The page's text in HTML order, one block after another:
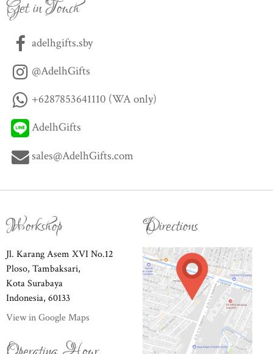
Get in Touch
adelhgifts.sby
@AdelhGifts
+6287853641110 (WA only)
AdelhGifts
sales@AdelhGifts.com
Workshop
Jl. Karang Asem XVI No.12
Ploso, Tambaksari,
Kota Surabaya
Indonesia, 60133
View in Google Maps
Directions